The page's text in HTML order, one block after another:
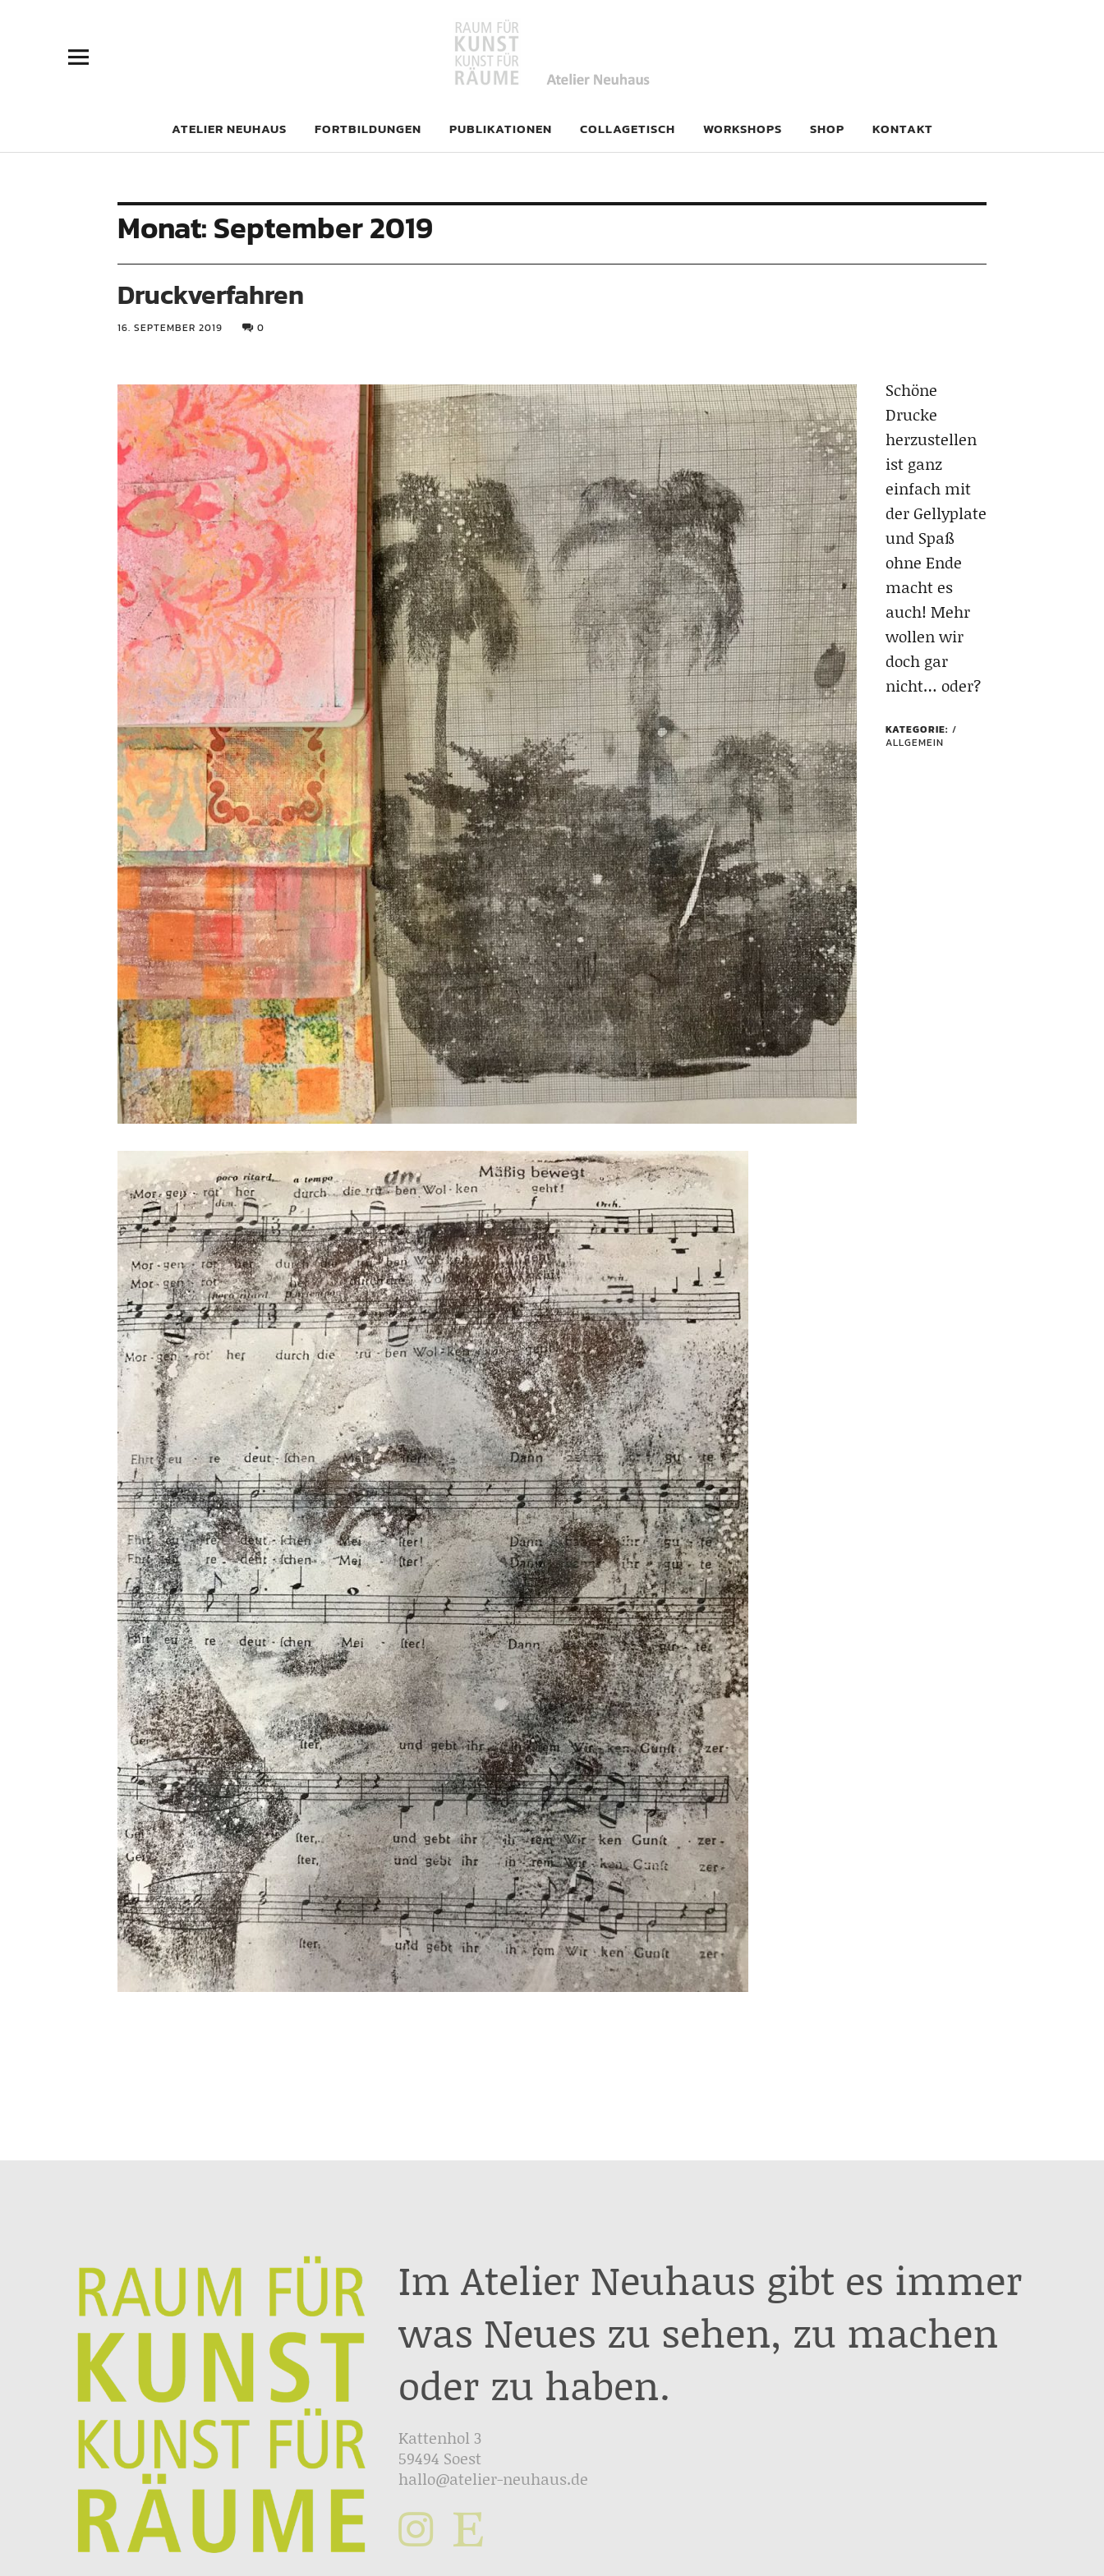
Atelier Neuhaus
ATELIER NEUHAUS FORTBILDUNGEN PUBLIKATIONEN COLLAGETISCH WORKSHOPS SHOP KONTAKT
Monat:September 2019
Druckverfahren
16. SEPTEMBER 2019 0
Schöne
Drucke
herzustellen
ist ganz
einfach mit
der Gellyplate
und Spaß
ohne Ende
macht es
auch! Mehr
wollen wir
doch gar
nicht… oder?
KATEGORIE:
ALLGEMEIN
Im Atelier Neuhaus gibt es immer
was Neues zu sehen, zu machen
oder zu haben.
Kattenhol 3
59494 Soest
hallo@atelier-neuhaus.de